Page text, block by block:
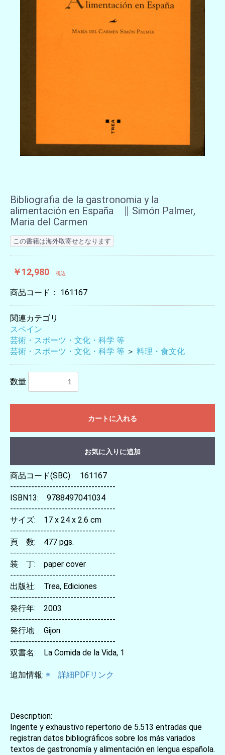
Bibliografia de la gastronomia y la
alimentación en España ∥ Simón Palmer,
Maria del Carmen
この書籍は海外取寄せとなります
￥12,980 税込
商品コード： 161167
関連カテゴリ
スペイン
芸術・スポーツ・文化・科学 等
芸術・スポーツ・文化・科学 等 ＞ 料理・食文化
数量
カートに入れる
お気に入りに追加
商品コード(SBC): 161167
-----------------------------------
ISBN13: 9788497041034
-----------------------------------
サイズ: 17 x 24 x 2.6 cm
-----------------------------------
頁 数: 477 pgs.
-----------------------------------
装 丁: paper cover
-----------------------------------
出版社: Trea, Ediciones
-----------------------------------
発行年: 2003
-----------------------------------
発行地: Gijon
-----------------------------------
双書名: La Comida de la Vida, 1
追加情報: ※ 詳細PDFリンク
Description:
Ingente y exhaustivo repertorio de 5.513 entradas que
registran datos bibliográficos sobre los más variados
textos de gastronomía y alimentación en lengua española.